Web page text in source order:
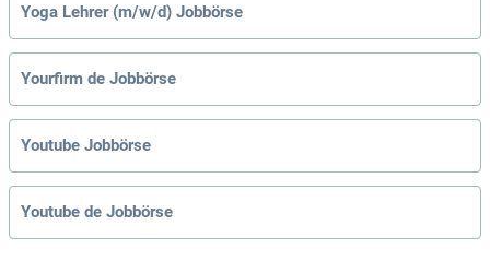
Yoga Lehrer (m/w/d) Jobbörse
Yourfirm de Jobbörse
Youtube Jobbörse
Youtube de Jobbörse